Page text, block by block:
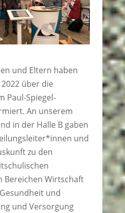
und Eltern haben
über die
Paul-Spiegel-
An unserem
in der Halle B gaben
und
zu den
Bereichen Wirtschaft
und
und Versorgung